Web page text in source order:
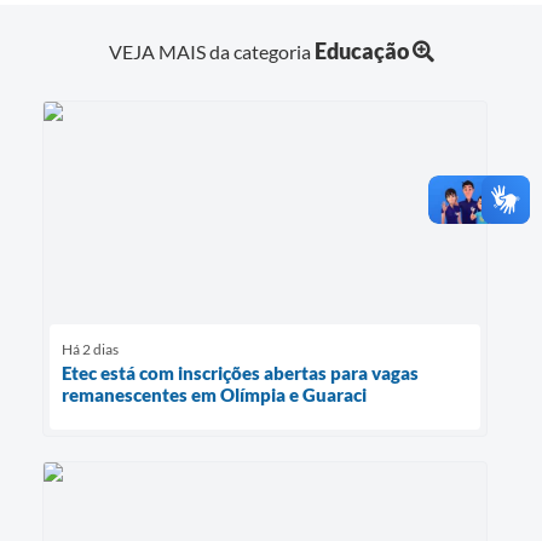
VEJA MAIS da categoria Educação
Há 2 dias
Etec está com inscrições abertas para vagas
remanescentes em Olímpia e Guaraci